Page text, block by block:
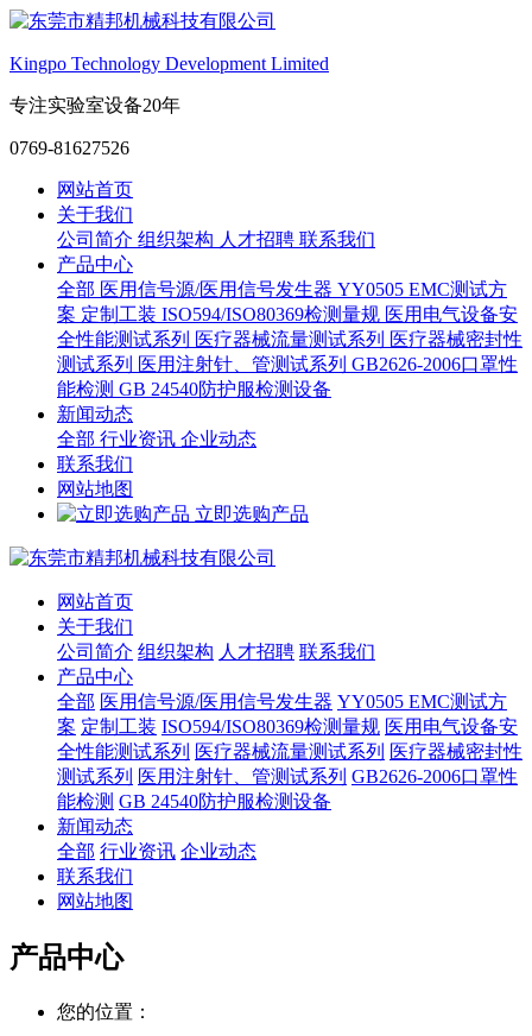
Kingpo Technology Development Limited
专注实验室设备20年
0769-81627526
网站首页
关于我们
公司简介 组织架构 人才招聘 联系我们
产品中心
全部 医用信号源/医用信号发生器 YY0505 EMC测试方
案 定制工装 ISO594/ISO80369检测量规 医用电气设备安
全性能测试系列 医疗器械流量测试系列 医疗器械密封性
测试系列 医用注射针、管测试系列 GB2626-2006口罩性
能检测 GB 24540防护服检测设备
新闻动态
全部 行业资讯 企业动态
联系我们
网站地图
立即选购产品
网站首页
关于我们
公司简介 组织架构 人才招聘 联系我们
产品中心
全部 医用信号源/医用信号发生器 YY0505 EMC测试方
案 定制工装 ISO594/ISO80369检测量规 医用电气设备安
全性能测试系列 医疗器械流量测试系列 医疗器械密封性
测试系列 医用注射针、管测试系列 GB2626-2006口罩性
能检测 GB 24540防护服检测设备
新闻动态
全部 行业资讯 企业动态
联系我们
网站地图
产品中心
您的位置：